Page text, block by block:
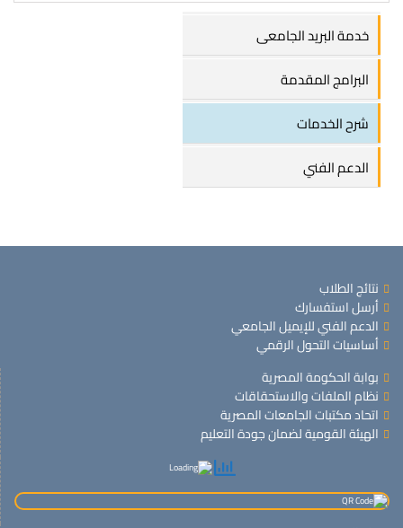
خدمة البريد الجامعى
البرامج المقدمة
شرح الخدمات
الدعم الفني
نتائج الطلاب
أرسل استفسارك
الدعم الفني للإيميل الجامعي
أساسيات التحول الرقمي
بوابة الحكومة المصرية
نظام الملفات والاستحقاقات
اتحاد مكتبات الجامعات المصرية
الهيئة القومية لضمان جودة التعليم